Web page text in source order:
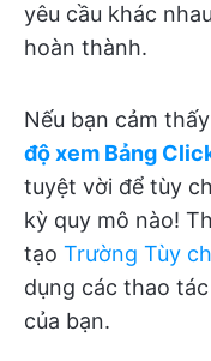
yêu cầu khác
hoàn thành.
Nếu bạn cảm
độ xem Bảng
tuyệt vời để tùy
kỳ quy mô nào!
tạo Trường Tùy
dụng các thao
của bạn.